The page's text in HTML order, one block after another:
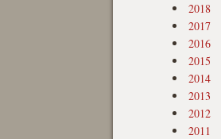
2018
2017
2016
2015
2014
2013
2012
2011